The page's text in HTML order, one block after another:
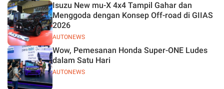
AUTONEWS
Isuzu New mu-X 4x4 Tampil Gahar dan
Menggoda dengan Konsep Off-road di GIIAS
2026
AUTONEWS
Wow, Pemesanan Honda Super-ONE Ludes
dalam Satu Hari